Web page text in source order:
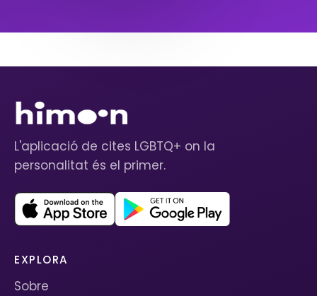
L'aplicació de cites LGBTQ+ on la
personalitat és el primer.
EXPLORA
Sobre